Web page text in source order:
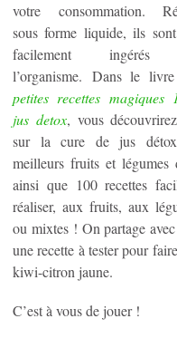
votre consommation.
sous forme liquide, ils
facilement ingérés
l’organisme. Dans le livre
petites recettes magiques
jus detox, vous
sur la cure de jus
meilleurs fruits et légumes
ainsi que 100 recettes
réaliser, aux fruits, aux
ou mixtes ! On partage
une recette à tester pour
kiwi-citron jaune.
C’est à vous de jouer !